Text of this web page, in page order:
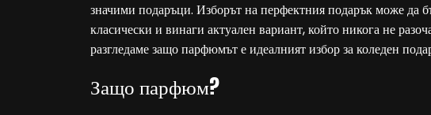
значими подаръци. Изборът на перфектния подарък може да
класически и винаги актуален вариант, който никога не
разгледаме защо парфюмът е идеалният избор за коледен
Защо парфюм?